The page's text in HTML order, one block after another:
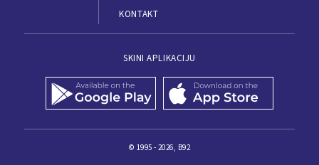
KONTAKT
SKINI APLIKACIJU
© 1995 - 2026, B92